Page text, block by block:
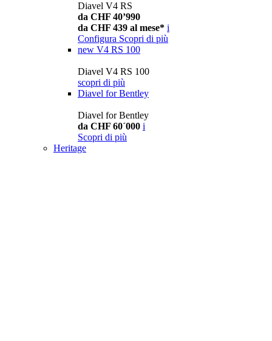
Diavel V4 RS
da CHF 40’990
da CHF 439 al mese* i
Configura Scopri di più
new V4 RS 100
Diavel V4 RS 100
scopri di più
Diavel for Bentley
Diavel for Bentley
da CHF 60´000 i
Scopri di più
Heritage